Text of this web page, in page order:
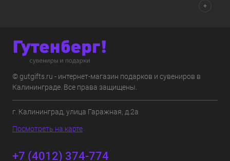
© gutgifts.ru - интернет-магазин подарков и сувениров в
Калининграде. Все права защищены.
г. Калининград, улица Гаражная, д.2а
Посмотреть на карте
+7 (4012) 374-774